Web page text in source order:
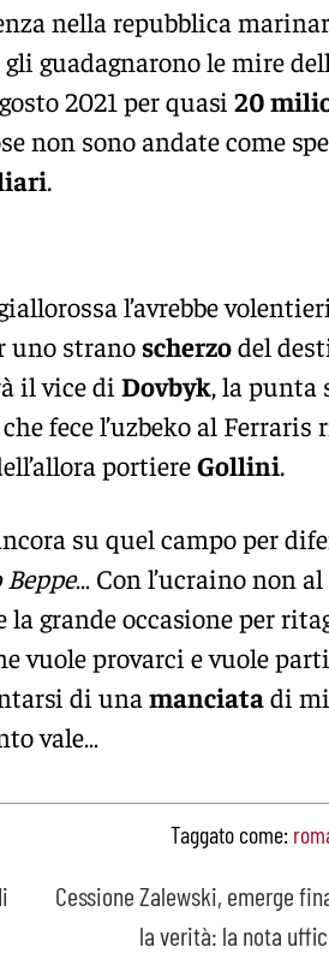
nella repubblica
guadagnarono le mire
2021 per quasi 20
non sono andate come
.
l’avrebbe
uno strano scherzodel
il vice di Dovbyk, la punta
fece l’uzbeko al Ferraris
portiereGollini.
su quel campo per
… Con l’ucraino non
grande occasione per
vuole provarci e vuole
di una manciatadi
vale…
Taggato come:
Cessione Zalewski, emerge
la verità: la nota